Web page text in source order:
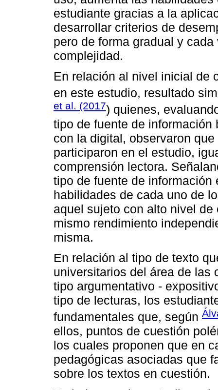
estudiante gracias a la
desarrollar criterios de
pero de forma gradual y
complejidad.
En relación al nivel inicial de
en este estudio, resultado
et al. (2017) quienes,
tipo de fuente de
con la digital, observaron
participaron en el estudio,
comprensión lectora.
tipo de fuente de
habilidades de cada uno de
aquel sujeto con alto nivel
mismo rendimiento
misma.
En relación al tipo de texto
universitarios del área de las
tipo argumentativo -
tipo de lecturas, los
fundamentales que, según
ellos, puntos de cuestión
los cuales proponen que en
pedagógicas asociadas que
sobre los textos en cuestión.